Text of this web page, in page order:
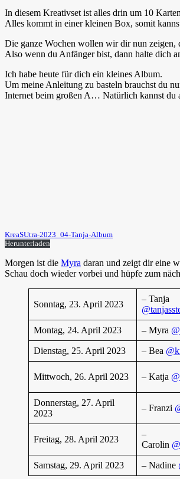
In diesem Kreativset ist alles drin um 10
Alles kommt in einer kleinen Box, somit
Die ganze Wochen wollen wir dir nun zeigen,
Also wenn du Anfänger bist, dann halte dich
Ich habe heute für dich ein kleines Album.
Um meine Anleitung zu basteln brauchst du
Internet beim großen A… Natürlich kannst du
KreaSUtra-2023_04-Tanja-Album
Herunterladen
Morgen ist die Myra daran und zeigt dir eine
Schau doch wieder vorbei und hüpfe zum
Sonntag, 23. April 2023
– Tanja
Montag, 24. April 2023 – Myra
Dienstag, 25. April 2023 – Bea
Mittwoch, 26. April 2023 – Katja
Donnerstag, 27. April
2023
– Franzi
Freitag, 28. April 2023
–
Carolin
Samstag, 29. April 2023 – Nadine